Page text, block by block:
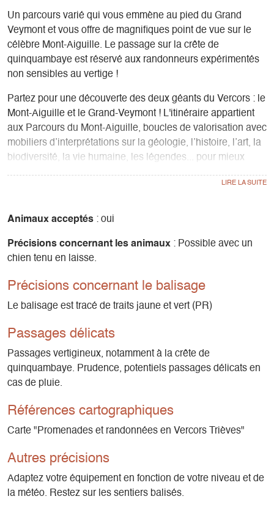
Un parcours varié qui vous emmène au pied du Grand
Veymont et vous offre de magnifiques point de vue sur le
célèbre Mont-Aiguille. Le passage sur la crête de
quinquambaye est réservé aux randonneurs expérimentés
non sensibles au vertige !
Partez pour une découverte des deux géants du Vercors : le
Mont-Aiguille et le Grand-Veymont ! L'itinéraire appartient
aux Parcours du Mont-Aiguille, boucles de valorisation avec
mobiliers d’interprétations sur la géologie, l’histoire, l’art, la
biodiversité, la vie humaine, les légendes... pour mieux
Animaux acceptés : oui
Précisions concernant les animaux : Possible avec un
chien tenu en laisse.
Précisions concernant le balisage
Le balisage est tracé de traits jaune et vert (PR)
Passages délicats
Passages vertigineux, notamment à la crête de
quinquambaye. Prudence, potentiels passages délicats en
cas de pluie.
Références cartographiques
Carte "Promenades et randonnées en Vercors Trièves"
Autres précisions
Adaptez votre équipement en fonction de votre niveau et de
la météo. Restez sur les sentiers balisés.